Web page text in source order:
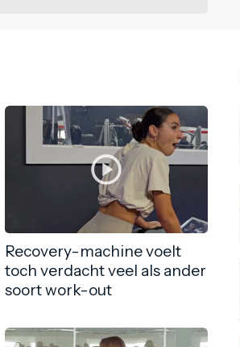
Recovery-machine voelt
toch verdacht veel als ander
soort work-out